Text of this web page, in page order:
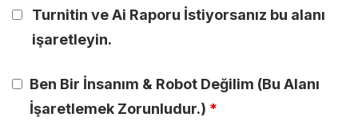
Turnitin ve Ai Raporu İstiyorsanız bu alanı
işaretleyin.
Ben Bir İnsanım & Robot Değilim (Bu Alanı
İşaretlemek Zorunludur.) *